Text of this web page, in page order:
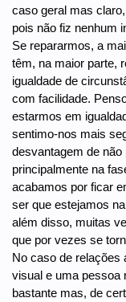
caso geral mas
pois não fiz nenhum
Se repararmos, a
têm, na maior parte,
igualdade de
com facilidade.
estarmos em
sentimo-nos mais
desvantagem de
principalmente na
acabamos por ficar
ser que estejamos
além disso, muitas
que por vezes se
No caso de relações
visual e uma pessoa
bastante mas, de